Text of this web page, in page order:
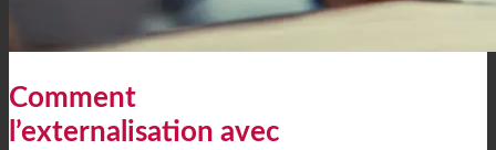
Comment
l’externalisation avec